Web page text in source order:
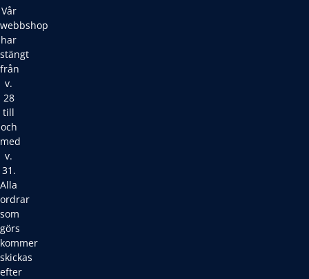
Vår
webbshop
har
stängt
från
v.
28
till
och
med
v.
31.
Alla
ordrar
som
görs
kommer
skickas
efter